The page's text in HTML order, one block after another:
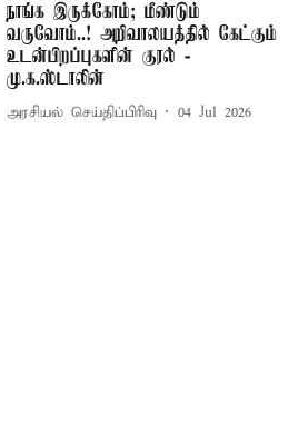
நாங்க இருக்கோம்; மீண்டும்
வருவோம்..! அறிவாலயத்தில் கேட்கும்
உடன்பிறப்புகளின் குரல் -
மு.க.ஸ்டாலின்
அரசியல் செய்திப்பிரிவு 04 Jul 2026